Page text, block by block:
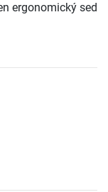
ergonomický sed